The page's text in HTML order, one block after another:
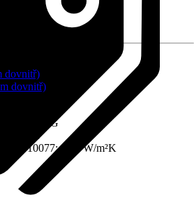
dovnitř)
dovnitř)
sklo VSG
zasklené
EN 10077:0,98 W/m²K